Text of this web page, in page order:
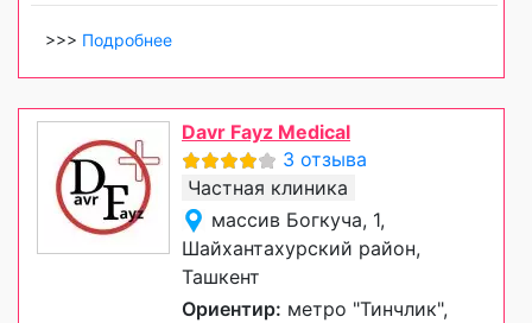
>>> Подробнее
Davr Fayz Medical
3 отзыва
Частная клиника
массив Богкуча, 1,
Шайхантахурский район,
Ташкент
Ориентир: метро "Тинчлик",